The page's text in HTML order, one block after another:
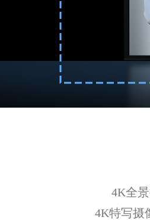
4K全
4K特写摄